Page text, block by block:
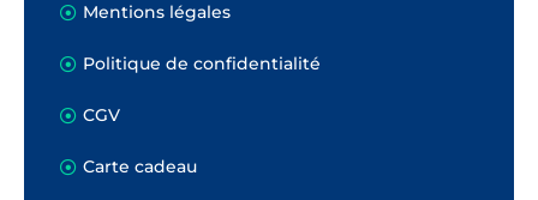
Mentions légales
Politique de confidentialité
CGV
Carte cadeau